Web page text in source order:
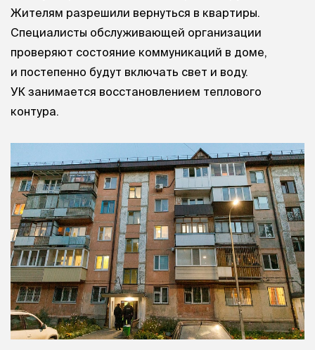
Жителям разрешили вернуться в квартиры.
Специалисты обслуживающей организации
проверяют состояние коммуникаций в доме,
и постепенно будут включать свет и воду.
УК занимается восстановлением теплового
контура.